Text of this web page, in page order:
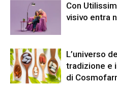
Con
visivo entra
L’universo
tradizione e
di